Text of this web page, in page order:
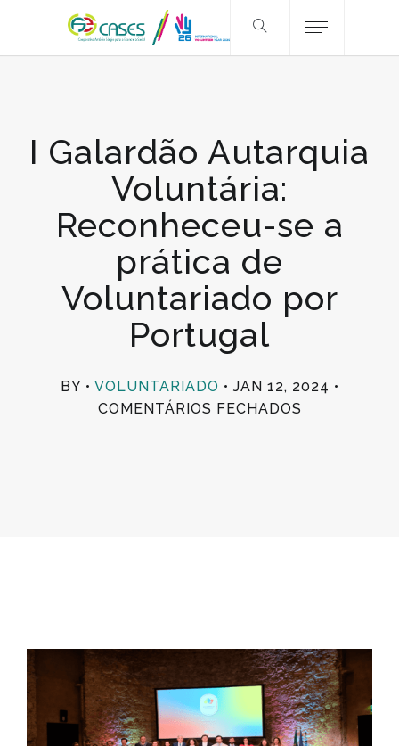
I Galardão Autarquia
Voluntária:
Reconheceu-se a
prática de
Voluntariado por
Portugal
BY VOLUNTARIADO
JAN 12, 2024
COMENTÁRIOS FECHADOS
POR
PORTUGAL